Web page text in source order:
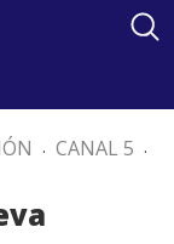
. CANAL 5 .